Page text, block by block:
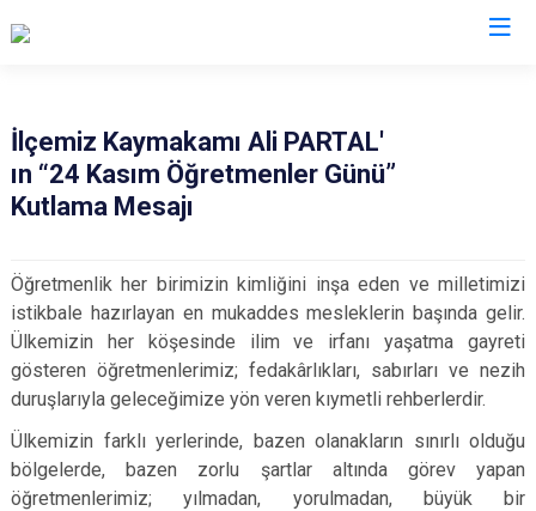
Büyükorhan
Harmancık
İnegöl
İznik
Karacabey
Keles
Kestel
Mustafakemalpaşa
Orhaneli
Orhangazi
Osmangazi
Yenişehir
Yıldırım
İlçemiz Kaymakamı Ali PARTAL'
ın “24 Kasım Öğretmenler Günü”
Kutlama Mesajı
Öğretmenlik her birimizin kimliğini inşa eden ve milletimizi
istikbale hazırlayan en mukaddes mesleklerin başında gelir.
Ülkemizin her köşesinde ilim ve irfanı yaşatma gayreti
gösteren öğretmenlerimiz; fedakârlıkları, sabırları ve nezih
duruşlarıyla geleceğimize yön veren kıymetli rehberlerdir.
Ülkemizin farklı yerlerinde, bazen olanakların sınırlı olduğu
bölgelerde, bazen zorlu şartlar altında görev yapan
öğretmenlerimiz; yılmadan, yorulmadan, büyük bir